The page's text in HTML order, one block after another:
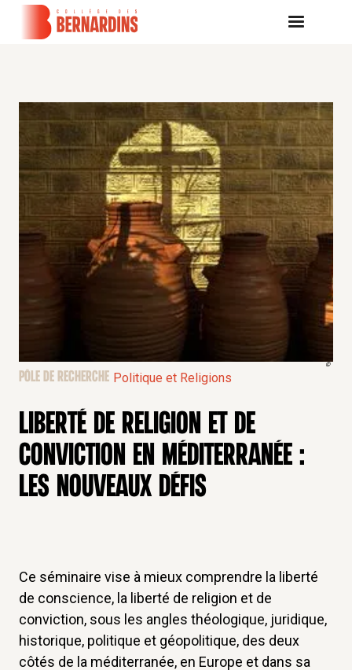
©
PÔLE DE RECHERCHE Politique et Religions
LIBERTÉ DE RELIGION ET DE
CONVICTION EN MÉDITERRANÉE :
LES NOUVEAUX DÉFIS
Ce séminaire vise à mieux comprendre la liberté
de conscience, la liberté de religion et de
conviction, sous les angles théologique, juridique,
historique, politique et géopolitique, des deux
côtés de la méditerranée, en Europe et dans sa